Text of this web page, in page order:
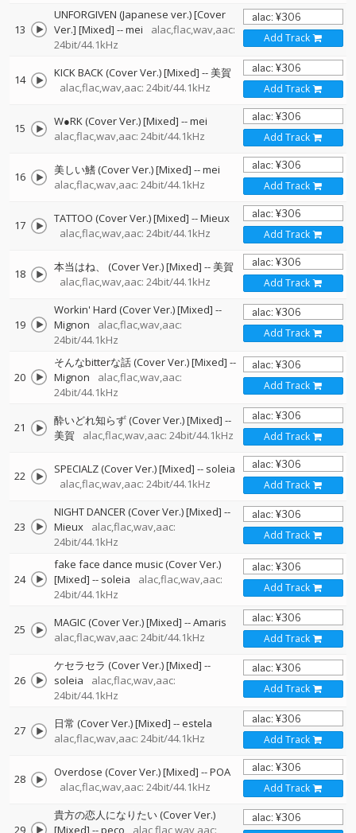
13
UNFORGIVEN (Japanese ver.) [Cover
Ver.] [Mixed] --mei
alac,flac,wav,aac:
24bit/44.1kHz
Add Track
14 KICK BACK (Cover Ver.) [Mixed] --美賀
alac,flac,wav,aac: 24bit/44.1kHz
Add Track
15 W●RK (Cover Ver.) [Mixed] --mei
alac,flac,wav,aac: 24bit/44.1kHz
Add Track
16 美しい鰭 (Cover Ver.) [Mixed] --mei
alac,flac,wav,aac: 24bit/44.1kHz
Add Track
17 TATTOO (Cover Ver.) [Mixed] --Mieux
alac,flac,wav,aac: 24bit/44.1kHz
Add Track
18 本当はね、 (Cover Ver.) [Mixed] --美賀
alac,flac,wav,aac: 24bit/44.1kHz
Add Track
19
Workin' Hard (Cover Ver.) [Mixed] --
Mignon
alac,flac,wav,aac:
24bit/44.1kHz
Add Track
20
そんなbitterな話 (Cover Ver.) [Mixed] --
Mignon
alac,flac,wav,aac:
24bit/44.1kHz
Add Track
21 酔いどれ知らず (Cover Ver.) [Mixed] --
美賀
alac,flac,wav,aac: 24bit/44.1kHz Add Track
22 SPECIALZ (Cover Ver.) [Mixed] -- soleia
alac,flac,wav,aac: 24bit/44.1kHz
Add Track
23
NIGHT DANCER (Cover Ver.) [Mixed] --
Mieux
alac,flac,wav,aac:
24bit/44.1kHz
Add Track
24
fake face dance music (Cover Ver.)
[Mixed] -- soleia
alac,flac,wav,aac:
24bit/44.1kHz
Add Track
25 MAGIC (Cover Ver.) [Mixed] --Amaris
alac,flac,wav,aac: 24bit/44.1kHz
Add Track
26
ケセラセラ (Cover Ver.) [Mixed] --
soleia
alac,flac,wav,aac:
24bit/44.1kHz
Add Track
27 日常 (Cover Ver.) [Mixed] --estela
alac,flac,wav,aac: 24bit/44.1kHz
Add Track
28 Overdose (Cover Ver.) [Mixed] --POA
alac,flac,wav,aac: 24bit/44.1kHz
Add Track
29
貴方の恋人になりたい (Cover Ver.)
[Mixed] --peco alac,flac,wav,aac: